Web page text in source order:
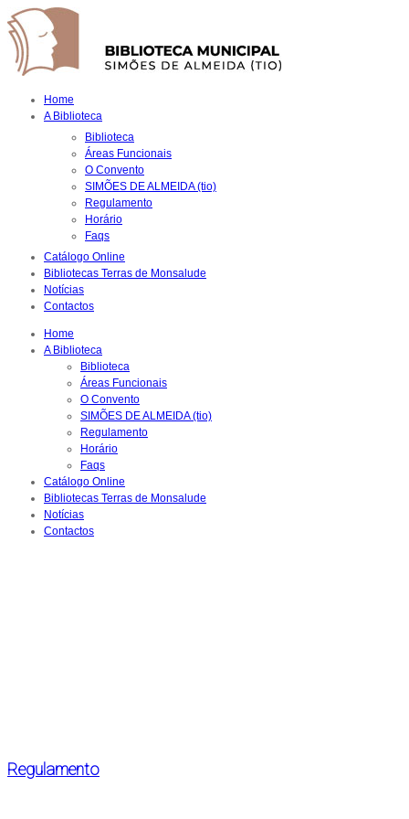
Home
A Biblioteca
Biblioteca
Áreas Funcionais
O Convento
SIMÕES DE ALMEIDA (tio)
Regulamento
Horário
Faqs
Catálogo Online
Bibliotecas Terras de Monsalude
Notícias
Contactos
Home
A Biblioteca
Biblioteca
Áreas Funcionais
O Convento
SIMÕES DE ALMEIDA (tio)
Regulamento
Horário
Faqs
Catálogo Online
Bibliotecas Terras de Monsalude
Notícias
Contactos
Regulamento